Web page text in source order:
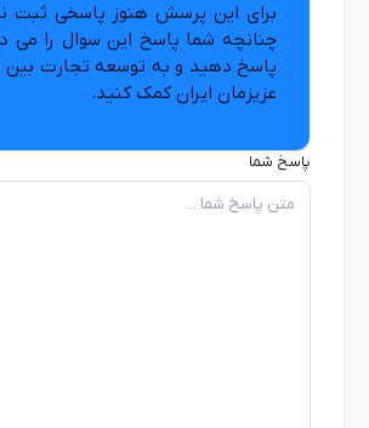
برای این پرسش هنوز پاسخی ثبت
چنانچه شما پاسخ این سوال را می
پاسخ دهید و به توسعه تجارت بین
عزیزمان ایران کمک کنید.
پاسخ شما